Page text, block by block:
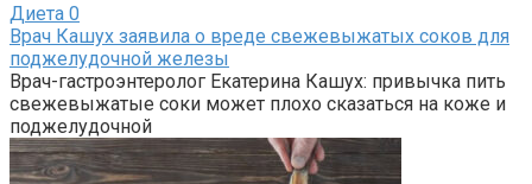
Диета 0
Врач Кашух заявила о вреде свежевыжатых соков для
поджелудочной железы
Врач-гастроэнтеролог Екатерина Кашух: привычка пить
свежевыжатые соки может плохо сказаться на коже и
поджелудочной